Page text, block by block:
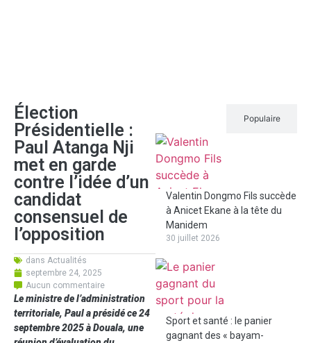
Élection
Présidentielle :
Paul Atanga Nji
met en garde
contre l’idée d’un
candidat
consensuel de
l’opposition
dans Actualités
septembre 24, 2025
Aucun commentaire
Le ministre de l’administration
territoriale, Paul a présidé ce 24
septembre 2025 à Douala, une
Populaire
Valentin Dongmo Fils succède
à Anicet Ekane à la tête du
Manidem
30 juillet 2026
Sport et santé : le panier
gagnant des « bayam-